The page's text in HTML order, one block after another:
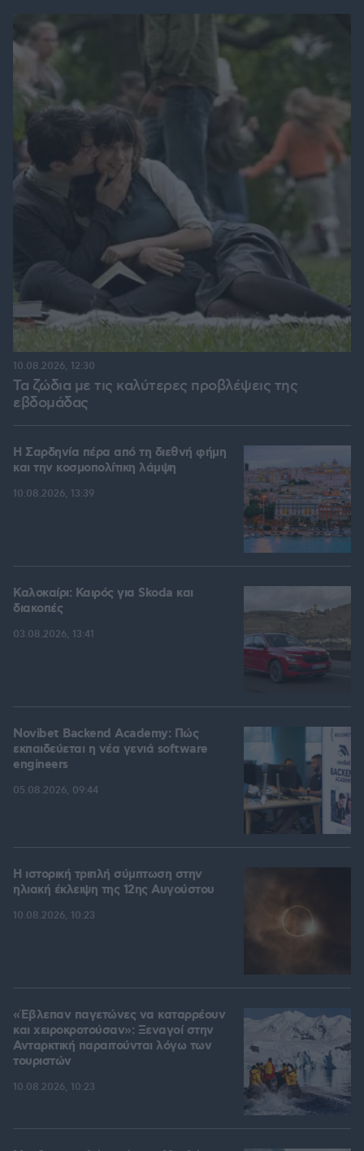
Τα ζώδια με τις καλύτερες προβλέψεις της
εβδομάδας
10.08.2026, 12:30
Η Σαρδηνία πέρα από τη διεθνή φήμη
και την κοσμοπολίτικη λάμψη
10.08.2026, 13:39
Καλοκαίρι: Καιρός για Skoda και
διακοπές
03.08.2026, 13:41
Novibet Backend Academy: Πώς
εκπαιδεύεται η νέα γενιά software
engineers
05.08.2026, 09:44
Η ιστορική τριπλή σύμπτωση στην
ηλιακή έκλειψη της 12ης Αυγούστου
10.08.2026, 10:23
«Έβλεπαν παγετώνες να καταρρέουν
και χειροκροτούσαν»: Ξεναγοί στην
Ανταρκτική παραιτούνται λόγω των
τουριστών
10.08.2026, 10:23